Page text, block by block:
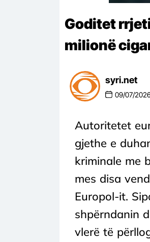
Goditet
milionë
syri.net
09/07/
Autoritetet
gjethe e
kriminale me
mes disa
Europol-it.
shpërndanin
vlerë të